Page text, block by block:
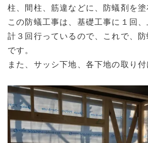
柱、間柱、筋違などに、防蟻剤を塗
この防蟻工事は、基礎工事に１回
計３回行っているので、これで、
です。
また、サッシ下地、各下地の取り付